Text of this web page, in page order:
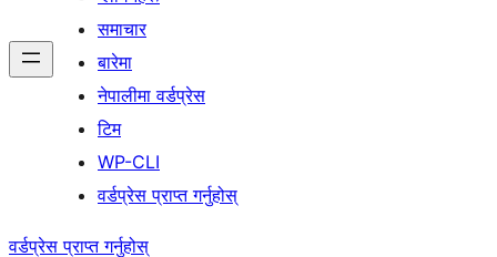
समाचार
बारेमा
नेपालीमा वर्डप्रेस
टिम
WP-CLI
वर्डप्रेस प्राप्त गर्नुहोस्
वर्डप्रेस प्राप्त गर्नुहोस्